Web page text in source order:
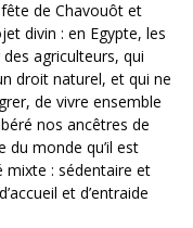
de Chavouôt et
divin : en Egypte, les
agriculteurs, qui
droit naturel, et qui ne
de vivre ensemble
nos ancêtres de
du monde qu’il est
mixte : sédentaire et
et d’entraide